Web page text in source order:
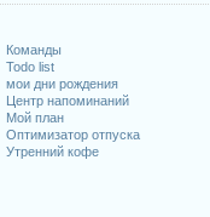
Команды
Todo list
мои дни рождения
Центр напоминаний
Мой план
Оптимизатор отпуска
Утренний кофе